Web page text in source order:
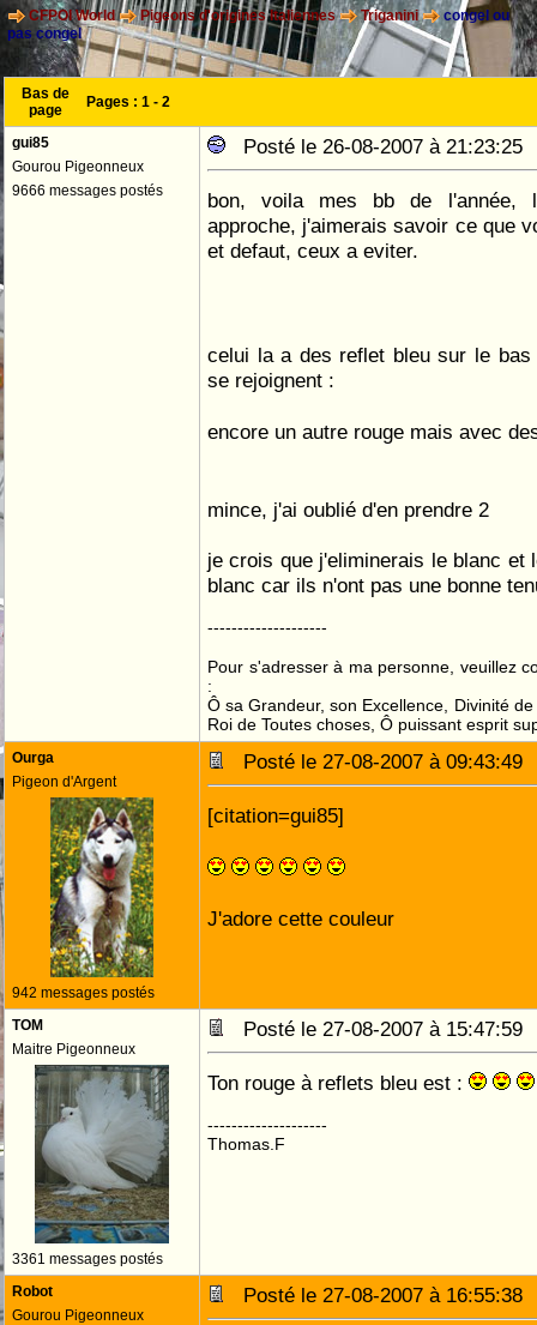
CFPOI World Pigeons d'origines Italiennes Triganini
congel ou
pas congel
Bas de
page
Pages : 1 - 2
gui85
Gourou Pigeonneux
9666 messages postés
Posté le 26-08-2007 à
bon, voila mes bb de l'année,
approche, j'aimerais savoir ce que
et defaut, ceux a eviter.
celui la a des reflet bleu sur le
se rejoignent :
encore un autre rouge mais avec
mince, j'ai oublié d'en prendre 2
je crois que j'eliminerais le blanc et
blanc car ils n'ont pas une bonne
--------------------
Pour s'adresser à ma personne, veuillez
:
Ô sa Grandeur, son Excellence, Divinité
Roi de Toutes choses, Ô puissant esprit
Ourga
Pigeon d'Argent
942 messages postés
Posté le 27-08-2007 à
[citation=gui85]
J'adore cette couleur
TOM
Maitre Pigeonneux
3361 messages postés
Posté le 27-08-2007 à
Ton rouge à reflets bleu est :
--------------------
Thomas.F
Robot
Gourou Pigeonneux
Posté le 27-08-2007 à